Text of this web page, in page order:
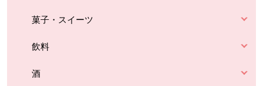
菓子・スイーツ
飲料
酒